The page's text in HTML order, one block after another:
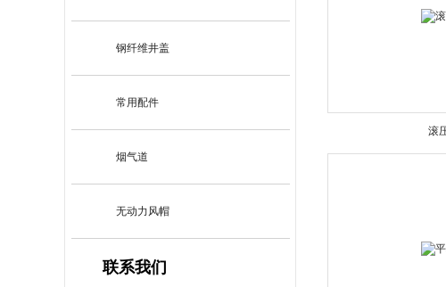
钢纤维井盖
常用配件
烟气道
无动力风帽
联系我们
滚